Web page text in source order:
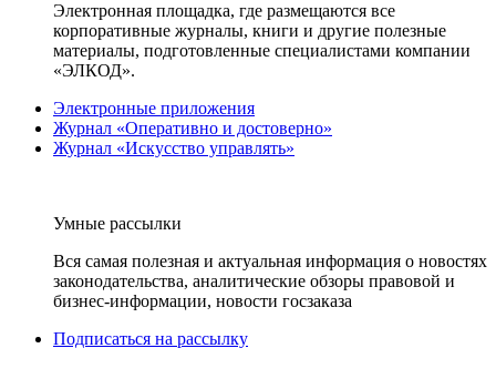
Электронная площадка, где размещаются все
корпоративные журналы, книги и другие полезные
материалы, подготовленные специалистами компании
«ЭЛКОД».
Электронные приложения
Журнал «Оперативно и достоверно»
Журнал «Искусство управлять»
Умные рассылки
Вся самая полезная и актуальная информация о новостях
законодательства, аналитические обзоры правовой и
бизнес-информации, новости госзаказа
Подписаться на рассылку